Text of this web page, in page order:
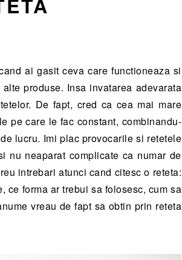
ai gasit ceva care functioneaza si
produse. Insa invatarea adevarata
De fapt, cred ca cea mai mare
pe care le fac constant, combinandu-
lucru. Imi plac provocarile si retetele
nu neaparat complicate ca numar de
intrebari atunci cand citesc o reteta:
ce forma ar trebui sa folosesc, cum sa
vreau de fapt sa obtin prin reteta